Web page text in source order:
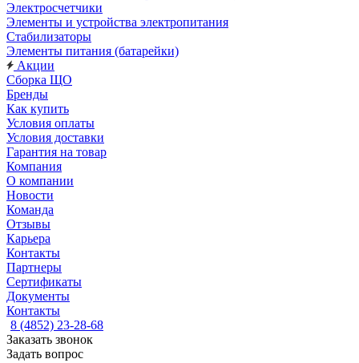
Электросчетчики
Элементы и устройства электропитания
Стабилизаторы
Элементы питания (батарейки)
Акции
Сборка ЩО
Бренды
Как купить
Условия оплаты
Условия доставки
Гарантия на товар
Компания
О компании
Новости
Команда
Отзывы
Карьера
Контакты
Партнеры
Сертификаты
Документы
Контакты
8 (4852) 23-28-68
Заказать звонок
Задать вопрос